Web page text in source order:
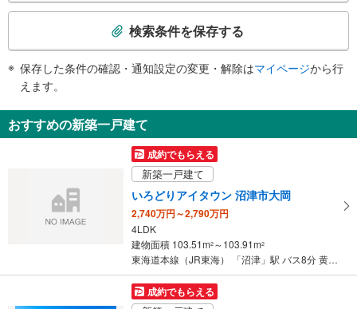
検
知
を
イ
検索条件を保存する
保存した条件の確認・通知設定の変更・解除はマイページから行
えます。
おすすめの新築一戸建て
成約でもらえる
新築一戸建て
いろどりアイタウン 沼津市大岡
2,740万円～2,790万円
4LDK
建物面積 103.51m2 ～103.91m2
東海道本線（JR東海） 「沼津」駅 バス8分 黄瀬川 バス停下車 徒歩7分
成約でもらえる